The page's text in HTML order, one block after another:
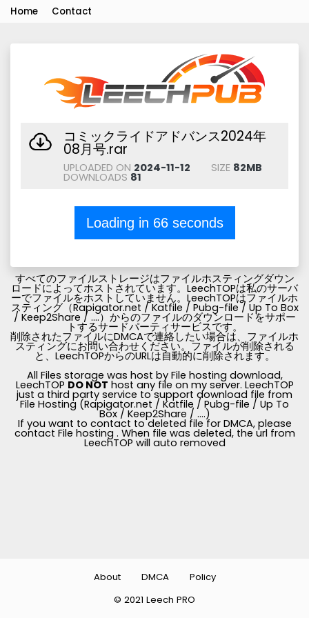
Home Contact
コミックライドアドバンス2024年
08月号.rar
UPLOADED ON 2024-11-12 SIZE 82MB
DOWNLOADS 81
Loading in 66seconds
すべてのファイルストレージはファイルホスティングダウン
ロードによってホストされています。LeechTOPは私のサーバ
ーでファイルをホストしていません。LeechTOPはファイルホ
スティング（Rapigator.net / Katfile / Pubg-file / Up To Box
/ Keep2Share / ....）からのファイルのダウンロードをサポー
トするサードパーティサービスです。
削除されたファイルにDMCAで連絡したい場合は、ファイルホ
スティングにお問い合わせください。ファイルが削除される
と、LeechTOPからのURLは自動的に削除されます。
All Files storage was host by File hosting download,
LeechTOP DO NOT host any file on my server. LeechTOP
just a third party service to support download file from
File Hosting (Rapigator.net / Katfile / Pubg-file / Up To
Box / Keep2Share / ....)
If you want to contact to deleted file for DMCA, please
contact File hosting . When file was deleted, the url from
LeechTOP will auto removed
© 2021 Leech PRO
About DMCA Policy